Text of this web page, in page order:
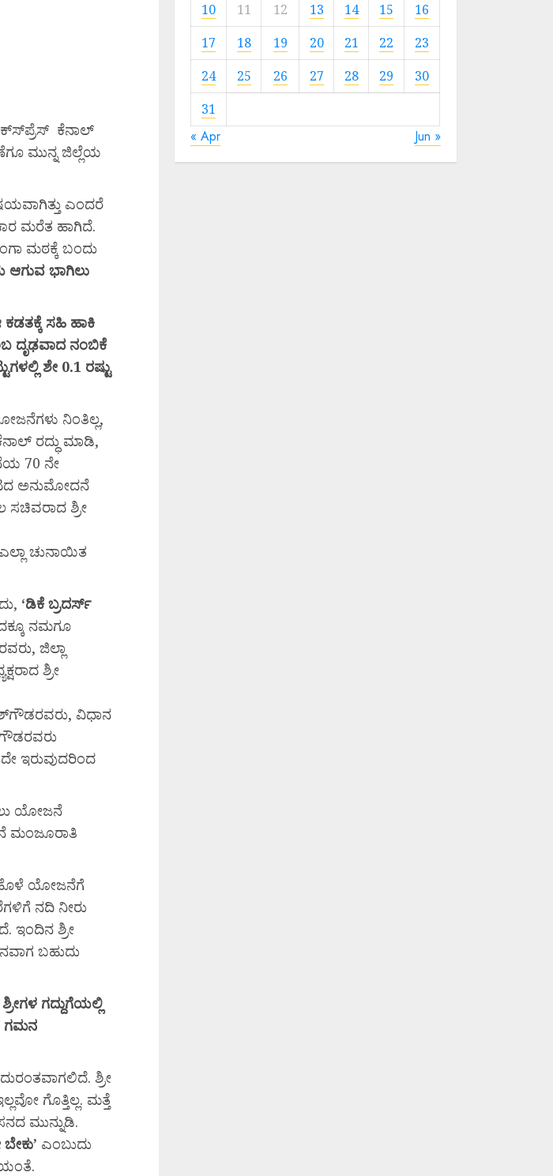
ಕೆನಾಲ್
ಮುನ್ನ ಜಿಲ್ಲೆಯ
ಎಂದರೆ
ಮರೆತ ಹಾಗಿದೆ.
ಮಠಕ್ಕೆ ಬಂದು
ಆಗುವ ಭಾಗಿಲು
ಕಡತಕ್ಕೆ ಸಹಿ ಹಾಕಿ
ದೃಢವಾದ ನಂಬಿಕೆ
ಶೇ 0.1 ರಷ್ಟು
ನಿಂತಿಲ್ಲ,
ರದ್ಧು ಮಾಡಿ,
70 ನೇ
ಅನುಮೋದನೆ
ಸಚಿವರಾದ ಶ್ರೀ
ಚುನಾಯಿತ
‘ಡಿಕೆ ಬ್ರದರ್ಸ್
ನಮಗೂ
ಜಿಲ್ಲಾ
ಶ್ರೀ
ವಿಧಾನ
ಗೌಡರವರು
ಇರುವುದರಿಂದ
ಯೋಜನೆ
ಮಂಜೂರಾತಿ
ಯೋಜನೆಗೆ
ನದಿ ನೀರು
ಇಂದಿನ ಶ್ರೀ
ಬಹುದು
ಶ್ರೀಗಳ ಗದ್ದುಗೆಯಲ್ಲಿ
ಗಮನ
ಶ್ರೀ
ಗೊತ್ತಿಲ್ಲ. ಮತ್ತೆ
ಮುನ್ನುಡಿ.
ಬೇಕು’ ಎಂಬುದು
10
11 12 13 14 15
16
17
18 19 20 21 22
23
24
25 26 27 28 29
30
31
« Apr Jun »